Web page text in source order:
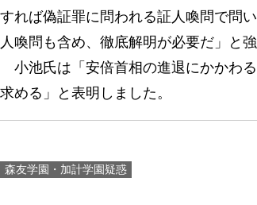
すれば偽証罪に問われる証人喚問で問
人喚問も含め、徹底解明が必要だ」と強
小池氏は「安倍首相の進退にかかわ
求める」と表明しました。
森友学園・加計学園疑惑